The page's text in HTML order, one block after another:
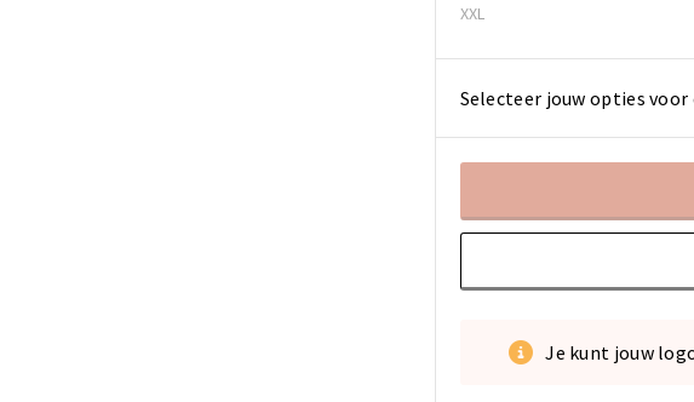
XXL
Selecteer jouw opties voor
Je kunt jouw